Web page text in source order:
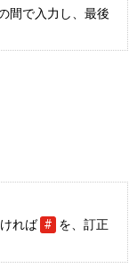
間で入力し、最後
れば # を、訂正